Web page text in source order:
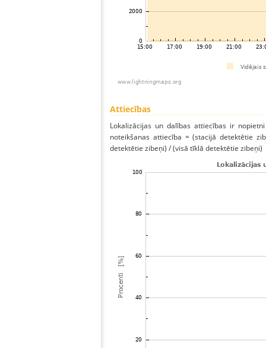
Attiecības
Lokalizācijas un dalības attiecības ir
noteikšanas attiecība = (stacijā detektētie
detektētie zibeņi) / (visā tīklā detektētie zibeņi)